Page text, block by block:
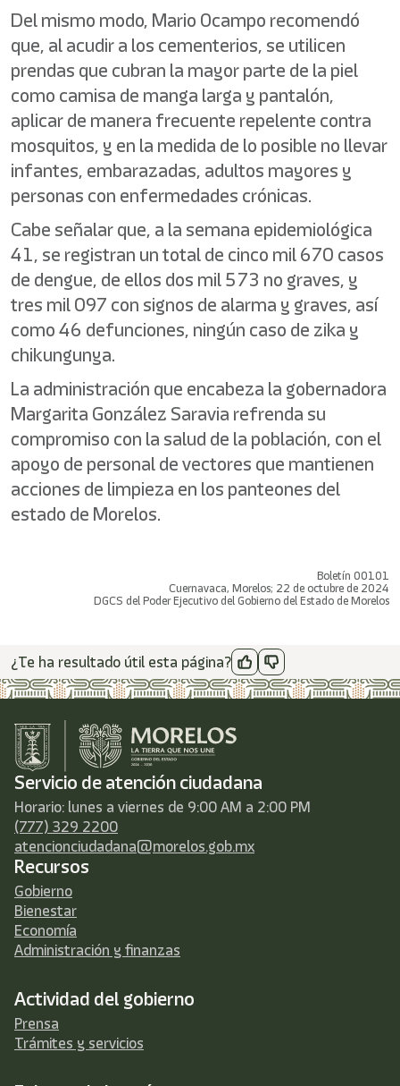
Del mismo modo, Mario Ocampo recomendó
que, al acudir a los cementerios, se utilicen
prendas que cubran la mayor parte de la piel
como camisa de manga larga y pantalón,
aplicar de manera frecuente repelente contra
mosquitos, y en la medida de lo posible no llevar
infantes, embarazadas, adultos mayores y
personas con enfermedades crónicas.
Cabe señalar que, a la semana epidemiológica
41, se registran un total de cinco mil 670 casos
de dengue, de ellos dos mil 573 no graves, y
tres mil 097 con signos de alarma y graves, así
como 46 defunciones, ningún caso de zika y
chikungunya.
La administración que encabeza la gobernadora
Margarita González Saravia refrenda su
compromiso con la salud de la población, con el
apoyo de personal de vectores que mantienen
acciones de limpieza en los panteones del
estado de Morelos.
Boletín 00101
Cuernavaca, Morelos; 22 de octubre de 2024
DGCS del Poder Ejecutivo del Gobierno del Estado de Morelos
¿Te ha resultado útil esta página?
Servicio de atención ciudadana
Horario: lunes a viernes de 9:00 AM a 2:00 PM
(777) 329 2200
atencionciudadana@morelos.gob.mx
Recursos
Gobierno
Bienestar
Economía
Administración y finanzas
Actividad del gobierno
Prensa
Trámites y servicios